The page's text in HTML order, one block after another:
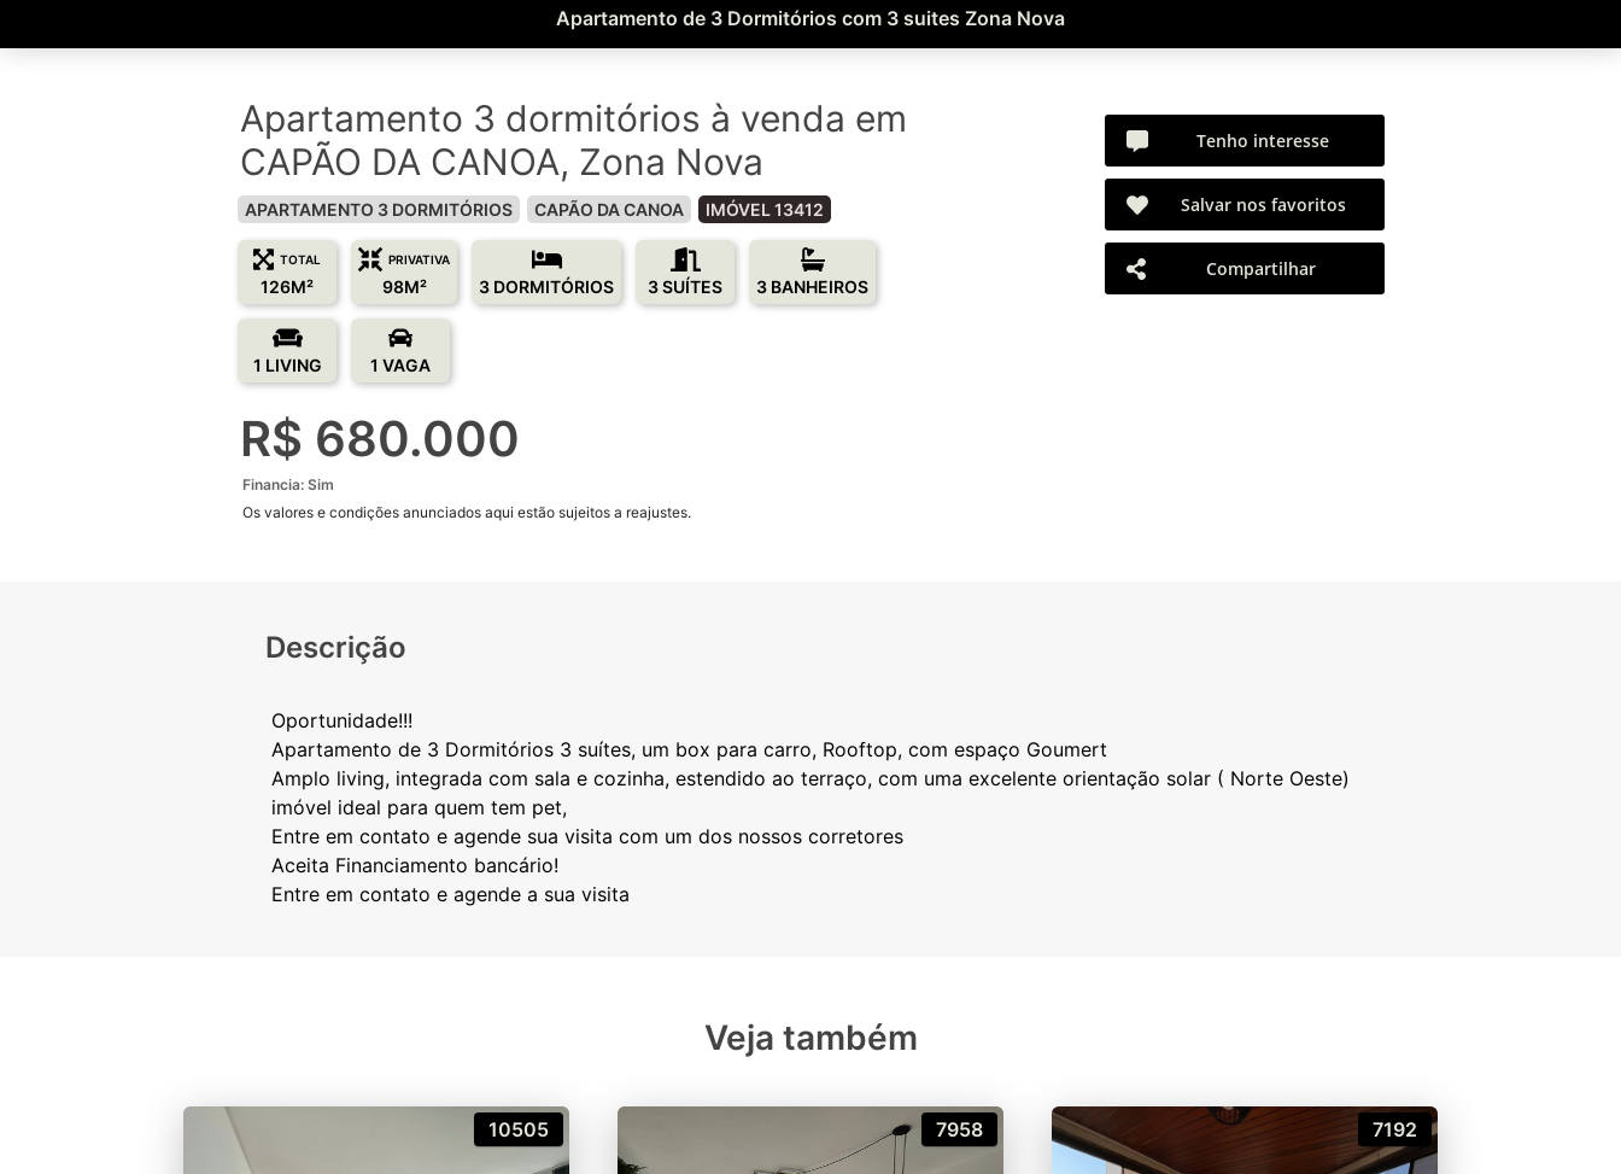
Apartamento de 3 Dormitórios com 3 suites Zona Nova
Apartamento 3 dormitórios à venda em
CAPÃO DA CANOA, Zona Nova
APARTAMENTO 3 DORMITÓRIOS CAPÃO DA CANOA IMÓVEL 13412
TOTAL
126M²
PRIVATIVA
98M² 3 DORMITÓRIOS 3 SUÍTES 3 BANHEIROS
1 LIVING 1 VAGA
R$ 680.000
Financia: Sim
Os valores e condições anunciados aqui estão sujeitos a reajustes.
Tenho interesse
Salvar nos favoritos
Compartilhar
Descrição
Oportunidade!!!
Apartamento de 3 Dormitórios 3 suítes, um box para carro, Rooftop, com espaço Goumert
Amplo living, integrada com sala e cozinha, estendido ao terraço, com uma excelente orientação solar ( Norte Oeste)
imóvel ideal para quem tem pet,
Entre em contato e agende sua visita com um dos nossos corretores
Aceita Financiamento bancário!
Veja também
10505 7958 7192